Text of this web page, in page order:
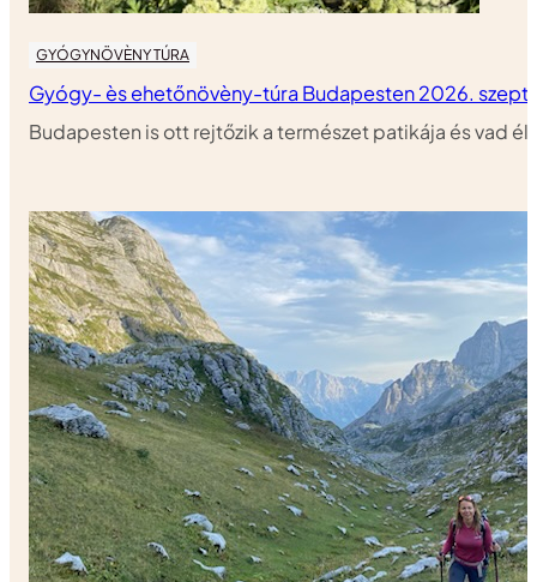
GYÓGYNÖVÈNY TÚRA
Gyógy- ès ehetőnövèny-túra Budapesten 2026. szept
Budapesten is ott rejtőzik a természet patikája és vad